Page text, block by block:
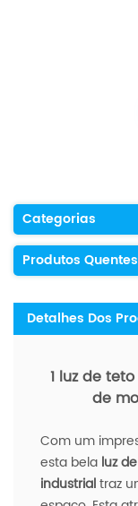
Categorias
Produtos Quentes
Detalhes Dos
1 luz de
de
Com um
esta bela luz
industrialtraz